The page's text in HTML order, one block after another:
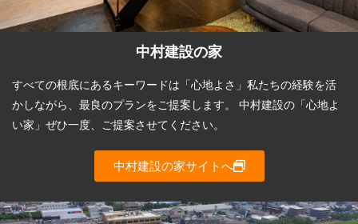
中村建設の家
すべての根底にあるキーワードは「心地よさ」私たちの経験を活
かしながら、最良のプランをご提案します。 中村建設の「心地よ
い家」ぜひ一度、ご提案させてください。
中村建設の家サイトへ